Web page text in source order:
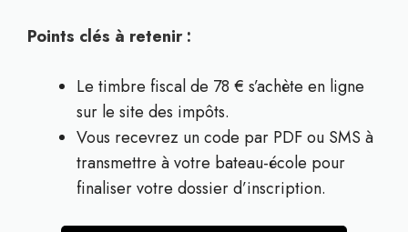
Points clés à retenir :
Le timbre fiscal de 78 € s’achète en ligne
sur le site des impôts.
Vous recevrez un code par PDF ou SMS à
transmettre à votre bateau-école pour
finaliser votre dossier d’inscription.